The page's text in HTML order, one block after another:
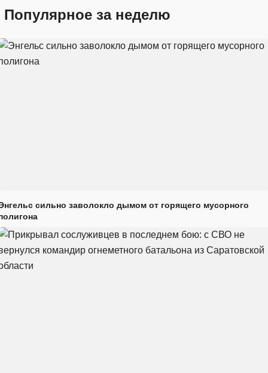
Популярное за неделю
сильно заволокло дымом от горящего мусорного